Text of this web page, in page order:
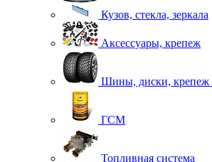
Кузов, стекла, зеркала
Аксессуары, крепеж
Шины, диски, крепеж
ГСМ
Топливная система